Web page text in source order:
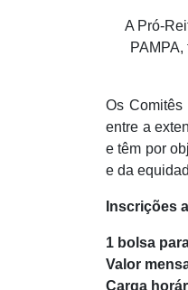
A Pró-
Os Comitês
entre a
e têm por
e da
Inscrições
1 bolsa
Valor
Carga